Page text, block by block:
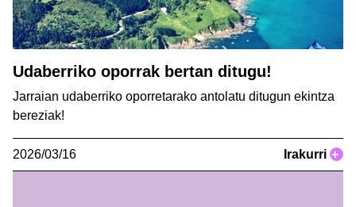
Udaberriko oporrak bertan ditugu!
Jarraian udaberriko oporretarako antolatu ditugun ekintza
bereziak!
2026/03/16 Irakurri +